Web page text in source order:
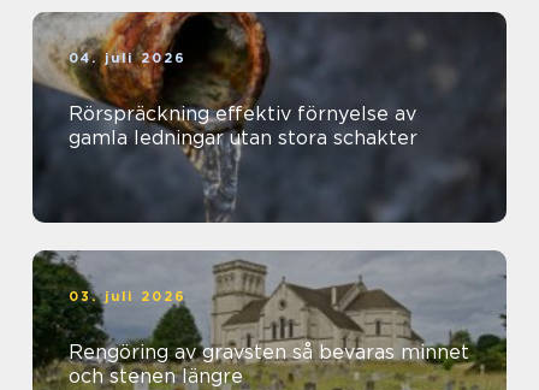
04. juli 2026
Rörspräckning effektiv förnyelse av
gamla ledningar utan stora schakter
03. juli 2026
Rengöring av gravsten så bevaras minnet
och stenen längre